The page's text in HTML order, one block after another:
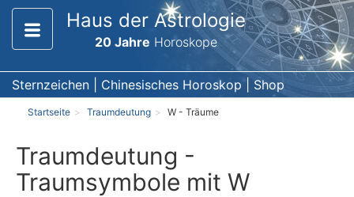
Haus der Astrologie
20 Jahre Horoskope
Sternzeichen Chinesisches Horoskop Shop
Startseite Traumdeutung W - Träume
Traumdeutung -
Traumsymbole mit W